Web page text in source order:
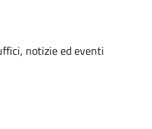
notizie ed eventi